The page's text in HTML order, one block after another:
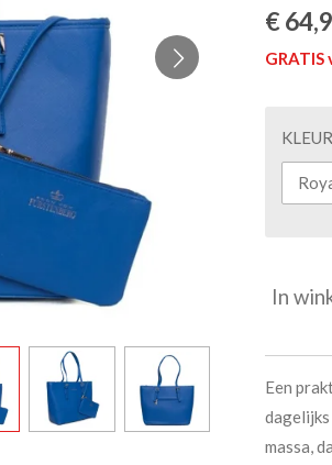
€
KLEUR
In
Een
massa,